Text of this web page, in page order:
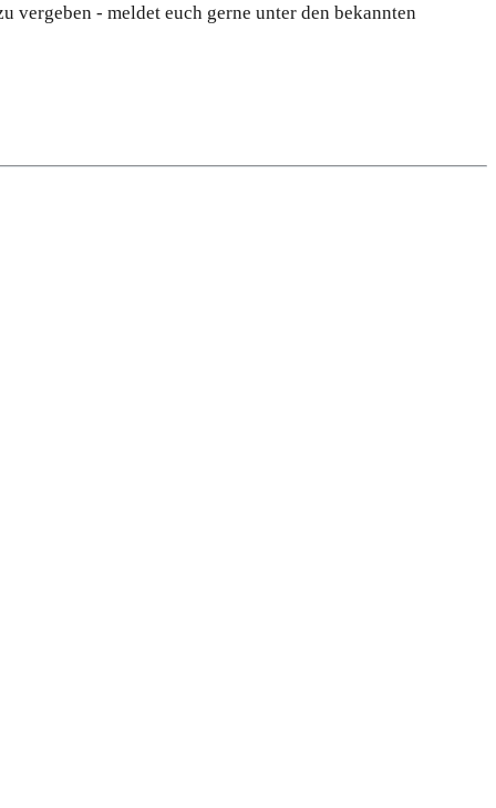
vergeben - meldet euch gerne unter den bekannten